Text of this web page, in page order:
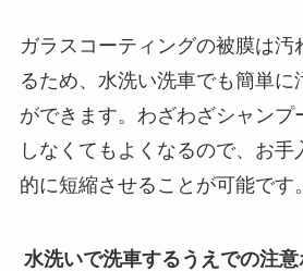
ガラスコーティングの被膜は汚
るため、水洗い洗車でも簡単に
ができます。わざわざシャンプ
しなくてもよくなるので、お手
的に短縮させることが可能です。
水洗いで洗車するうえでの注意